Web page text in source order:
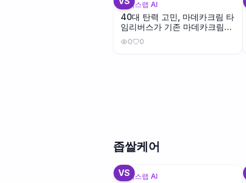
뷰틱스랩 AI
40대 탄력 고민, 마데카크림 타
임리버스가 기존 마데카크림보
다 나을까?
0 0
좁쌀케어
VS
뷰틱스랩 AI